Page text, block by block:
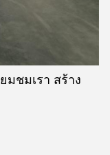
มชมเรา สร้าง